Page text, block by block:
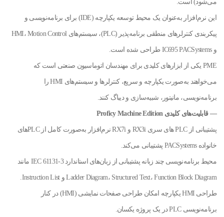
می‌شود) است.
این نرم‌افزار به‌عنوان یک محیط توسعه یکپارچه (IDE) برای برنامه‌نویسی و
پیکربندی کنترلرهای منطقی برنامه‌پذیر (PLC)، سیستم‌های HMI، Motion Control
و IC695 PACSystems طراحی شده است.
PME یکی از ابزارهای کلیدی برای مهندسان اتوماسیون صنعتی است که
می‌خواهند به‌صورت یکپارچه و سریع، کنترلرها و سیستم‌های HMI را
برنامه‌نویسی، مانیتور، شبیه‌سازی و دیباگ کنند.
— قابلیت‌های کلیدی Proficy Machine Edition
پشتیبانی از PLC های سری RX3i و RX7i نرم‌افزار به‌صورت کامل از PLCهای
خانواده PACSystems پشتیبانی می‌کند.
محیط برنامه‌نویسی چند زبانه پشتیبانی از زبان‌های استاندارد IEC 61131-3 مانند
Ladder Diagram، Structured Text، Function Block Diagram و Instruction List.
طراحی HMI یکپارچه امکان طراحی صفحات نمایشی (HMI) در کنار
برنامه‌نویسی PLC در یک پروژه یکسان.